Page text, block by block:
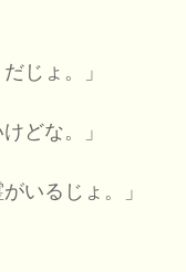
じょ。」
どな。」
いるじょ。」